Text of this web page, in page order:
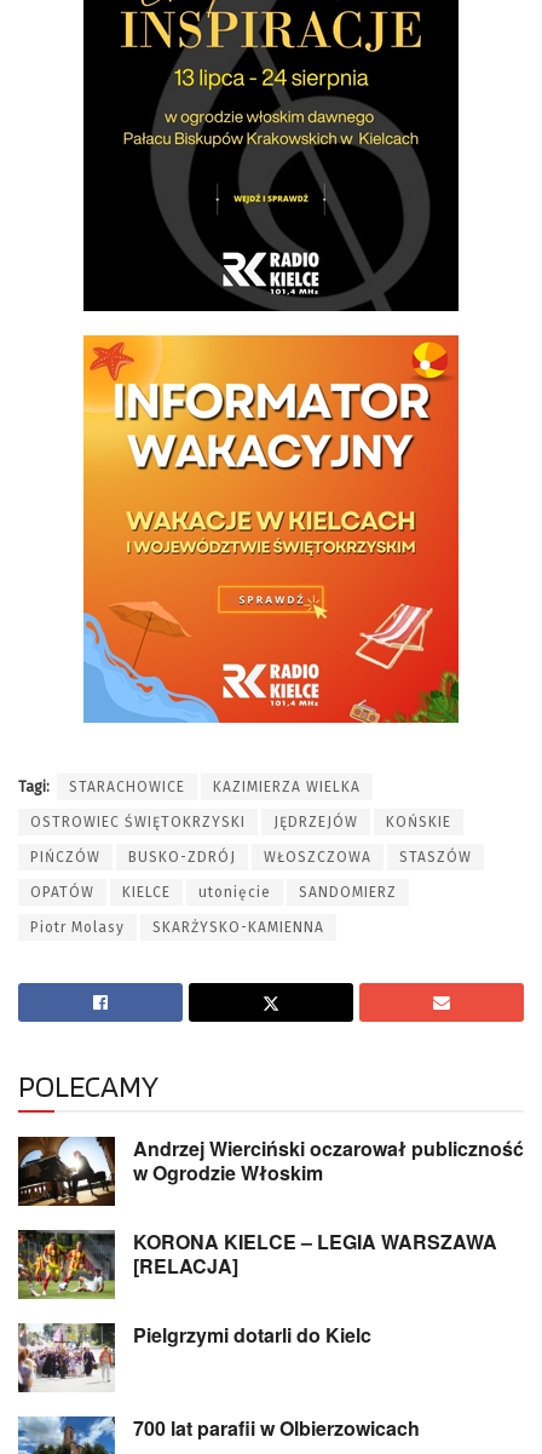
Tagi: STARACHOWICE KAZIMIERZA WIELKA
OSTROWIEC ŚWIĘTOKRZYSKI JĘDRZEJÓW KOŃSKIE
PIŃCZÓW BUSKO-ZDRÓJ WŁOSZCZOWA STASZÓW
OPATÓW KIELCE utonięcie SANDOMIERZ
Piotr Molasy SKARŻYSKO-KAMIENNA
POLECAMY
Andrzej Wierciński oczarował publiczność
w Ogrodzie Włoskim
KORONA KIELCE – LEGIA WARSZAWA
[RELACJA]
Pielgrzymi dotarli do Kielc
700 lat parafii w Olbierzowicach